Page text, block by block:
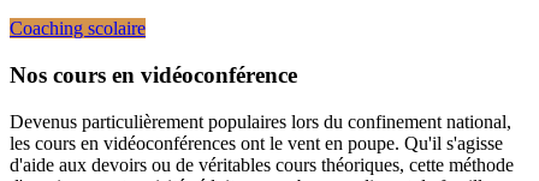
Coaching scolaire
Nos cours en vidéoconférence
Devenus particulièrement populaires lors du confinement national,
les cours en vidéoconférences ont le vent en poupe. Qu'il s'agisse
d'aide aux devoirs ou de véritables cours théoriques, cette méthode